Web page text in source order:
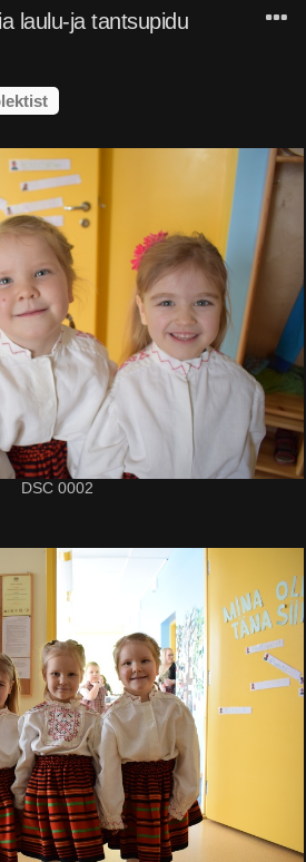
laulu-ja tantsupidu
DSC 0002